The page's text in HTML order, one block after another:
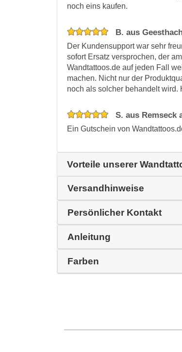
noch eins kaufen.
B. aus
Der Kundensupport war sehr
sofort Ersatz versprochen, der
Wandtattoos.de auf jeden Fall
machen. Nicht nur der
noch als solcher behandelt
S. aus Remseck
Ein Gutschein von
Vorteile unserer
Versandhinweise
Persönlicher Kontakt
Anleitung
Farben